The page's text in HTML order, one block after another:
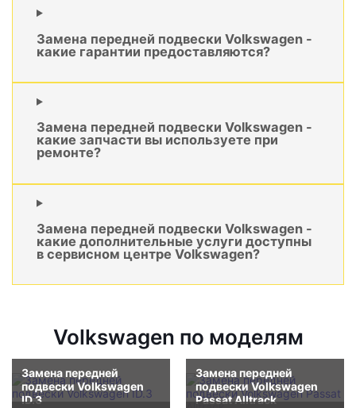
Замена передней подвески Volkswagen -
какие гарантии предоставляются?
Замена передней подвески Volkswagen -
какие запчасти вы используете при
ремонте?
Замена передней подвески Volkswagen -
какие дополнительные услуги доступны
в сервисном центре Volkswagen?
Volkswagen по моделям
Замена передней
подвески Volkswagen
ID.3
Замена передней
подвески Volkswagen
Passat Alltrack